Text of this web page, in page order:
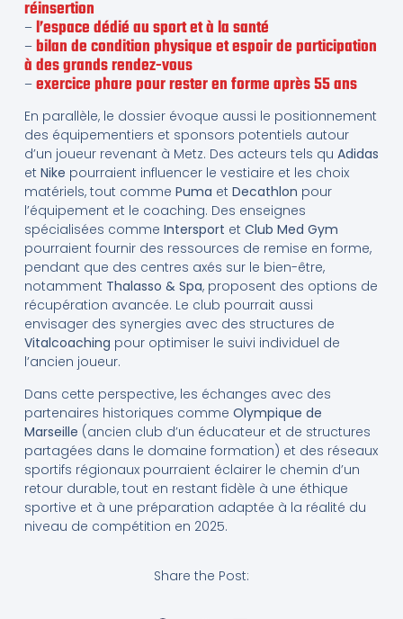
réinsertion
– l’espace dédié au sport et à la santé
– bilan de condition physique et espoir de participation
à des grands rendez-vous
– exercice phare pour rester en forme après 55 ans
En parallèle, le dossier évoque aussi le positionnement
des équipementiers et sponsors potentiels autour
d’un joueur revenant à Metz. Des acteurs tels qu Adidas
et Nike pourraient influencer le vestiaire et les choix
matériels, tout comme Puma et Decathlon pour
l’équipement et le coaching. Des enseignes
spécialisées comme Intersport et Club Med Gym
pourraient fournir des ressources de remise en forme,
pendant que des centres axés sur le bien-être,
notamment Thalasso & Spa, proposent des options de
récupération avancée. Le club pourrait aussi
envisager des synergies avec des structures de
Vitalcoaching pour optimiser le suivi individuel de
l’ancien joueur.
Dans cette perspective, les échanges avec des
partenaires historiques comme Olympique de
Marseille (ancien club d’un éducateur et de structures
partagées dans le domaine formation) et des réseaux
sportifs régionaux pourraient éclairer le chemin d’un
retour durable, tout en restant fidèle à une éthique
sportive et à une préparation adaptée à la réalité du
niveau de compétition en 2025.
Share the Post: